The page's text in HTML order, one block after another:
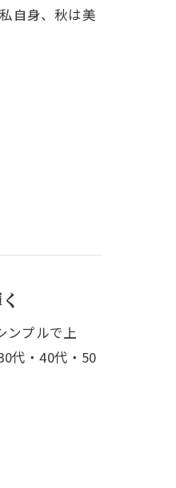
自身、秋は美
ンプルで上
代・40代・50